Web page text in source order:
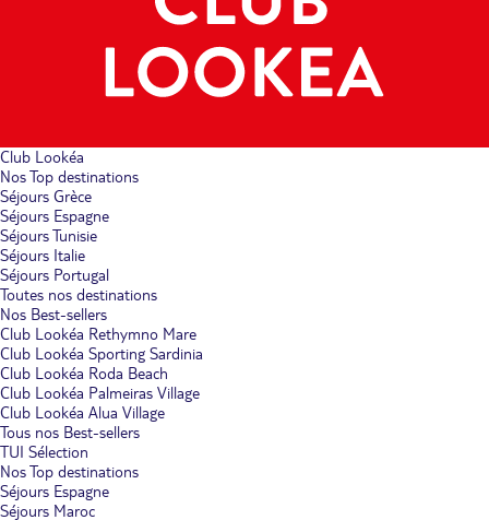
Club Lookéa
Nos Top destinations
Séjours Grèce
Séjours Espagne
Séjours Tunisie
Séjours Italie
Séjours Portugal
Toutes nos destinations
Nos Best-sellers
Club Lookéa Rethymno Mare
Club Lookéa Sporting Sardinia
Club Lookéa Roda Beach
Club Lookéa Palmeiras Village
Club Lookéa Alua Village
Tous nos Best-sellers
TUI Sélection
Nos Top destinations
Séjours Espagne
Séjours Maroc